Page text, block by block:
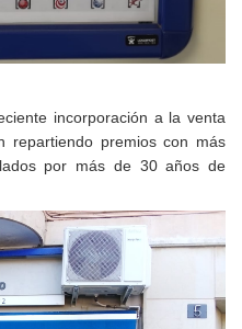
incorporación a la venta
repartiendo premios con más
por más de 30 años de